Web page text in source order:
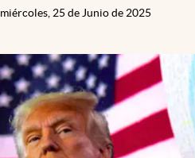
miércoles, 25 de Junio de 2025